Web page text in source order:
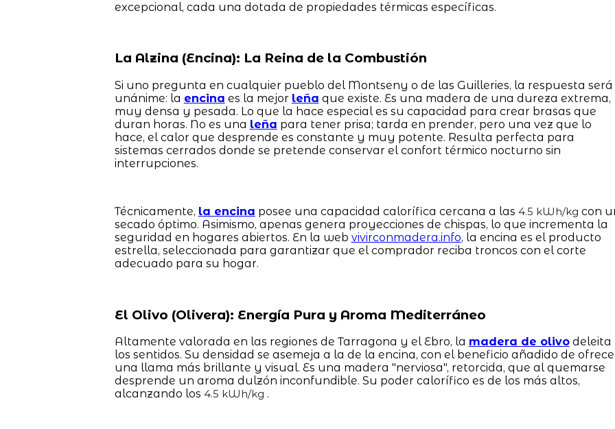
excepcional, cada una dotada de propiedades térmicas específicas.
La Alzina (Encina): La Reina de la Combustión
Si uno pregunta en cualquier pueblo del Montseny o de las Guilleries, la respuesta será
unánime: la encina es la mejor leña que existe. Es una madera de una dureza extrema,
muy densa y pesada. Lo que la hace especial es su capacidad para crear brasas que
duran horas. No es una leña para tener prisa; tarda en prender, pero una vez que lo
hace, el calor que desprende es constante y muy potente. Resulta perfecta para
sistemas cerrados donde se pretende conservar el confort térmico nocturno sin
interrupciones.
Técnicamente, la encina posee una capacidad calorífica cercana a las 4.5 kWh/kg con
secado óptimo. Asimismo, apenas genera proyecciones de chispas, lo que incrementa la
seguridad en hogares abiertos. En la web vivirconmadera.info, la encina es el producto
estrella, seleccionada para garantizar que el comprador reciba troncos con el corte
adecuado para su hogar.
El Olivo (Olivera): Energía Pura y Aroma Mediterráneo
Altamente valorada en las regiones de Tarragona y el Ebro, la madera de olivodeleita
los sentidos. Su densidad se asemeja a la de la encina, con el beneficio añadido de
una llama más brillante y visual. Es una madera "nerviosa", retorcida, que al quemarse
desprende un aroma dulzón inconfundible. Su poder calorífico es de los más altos,
alcanzando los 4.5 kWh/kg .